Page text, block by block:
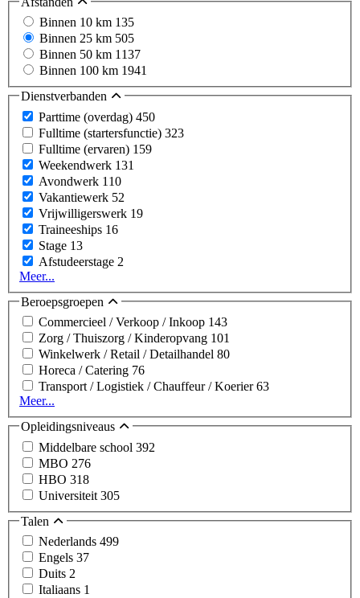
Binnen 10 km 135
Binnen 25 km 505
Binnen 50 km 1137
Binnen 100 km 1941
Dienstverbanden
Parttime (overdag) 450
Fulltime (startersfunctie) 323
Fulltime (ervaren) 159
Weekendwerk 131
Avondwerk 110
Vakantiewerk 52
Vrijwilligerswerk 19
Traineeships 16
Stage 13
Afstudeerstage 2
Meer...
Beroepsgroepen
Commercieel / Verkoop / Inkoop 143
Zorg / Thuiszorg / Kinderopvang 101
Winkelwerk / Retail / Detailhandel 80
Horeca / Catering 76
Transport / Logistiek / Chauffeur / Koerier63
Meer...
Opleidingsniveaus
Middelbare school 392
MBO 276
HBO 318
Universiteit 305
Talen
Nederlands 499
Engels 37
Duits 2
Italiaans 1